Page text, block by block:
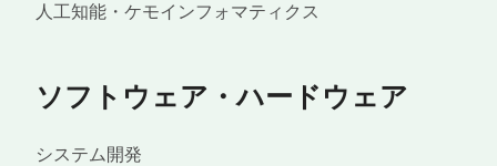
人工知能・ケモインフォマティクス
ソフトウェア・ハードウェア
システム開発